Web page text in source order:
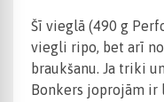
Šī vieglā (490 g
viegli ripo, bet arī
braukšanu. Ja triki
Bonkers joprojām ir